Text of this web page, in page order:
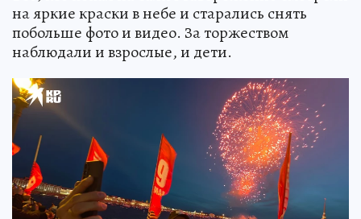
на яркие краски в небе и старались снять
побольше фото и видео. За торжеством
наблюдали и взрослые, и дети.